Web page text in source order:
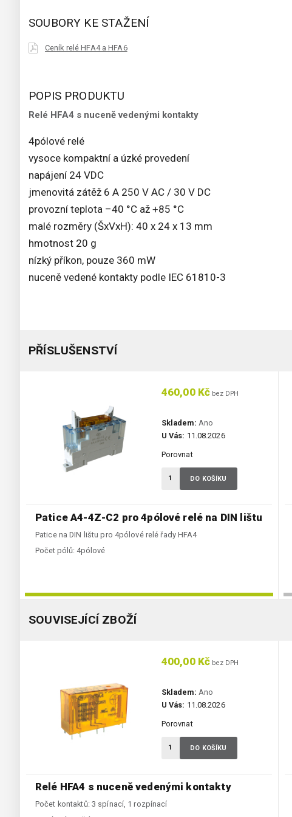
SOUBORY KE STAŽENÍ
Ceník relé HFA4 a HFA6
POPIS PRODUKTU
Relé HFA4 s nuceně vedenými kontakty
4pólové relé
vysoce kompaktní a úzké provedení
napájení 24 VDC
jmenovitá zátěž 6 A 250 V AC / 30 V DC
provozní teplota –40 °C až +85 °C
malé rozměry (ŠxVxH): 40 x 24 x 13 mm
hmotnost 20 g
nízký příkon, pouze 360 mW
nuceně vedené kontakty podle IEC 61810-3
PŘÍSLUŠENSTVÍ
Patice A4-4Z-C2 pro 4pólové relé na DIN lištu
Patice na DIN lištu pro 4pólové relé řady HFA4
Počet pólů: 4pólové
460,00 Kč bez DPH
Skladem: Ano
U Vás: 11.08.2026
Porovnat
DO KOŠÍKU
SOUVISEJÍCÍ ZBOŽÍ
Relé HFA4 s nuceně vedenými kontakty
Počet kontaktů: 3 spínací, 1 rozpínací
400,00 Kč bez DPH
Skladem: Ano
U Vás: 11.08.2026
Porovnat
DO KOŠÍKU